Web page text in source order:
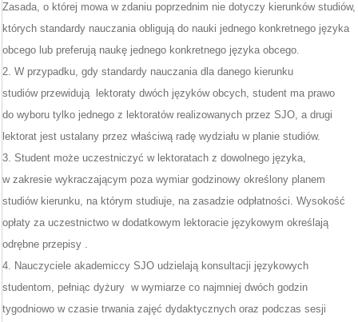
Zasada, o której mowa w zdaniu poprzednim nie dotyczy kierunków studiów,
których standardy nauczania obligują do nauki jednego konkretnego języka
obcego lub preferują naukę jednego konkretnego języka obcego.
2. W przypadku, gdy standardy nauczania dla danego kierunku
studiów przewidują lektoraty dwóch języków obcych, student ma prawo
do wyboru tylko jednego z lektoratów realizowanych przez SJO, a drugi
lektorat jest ustalany przez właściwą radę wydziału w planie studiów.
3. Student może uczestniczyć w lektoratach z dowolnego języka,
w zakresie wykraczającym poza wymiar godzinowy określony planem
studiów kierunku, na którym studiuje, na zasadzie odpłatności. Wysokość
opłaty za uczestnictwo w dodatkowym lektoracie językowym określają
odrębne przepisy .
4. Nauczyciele akademiccy SJO udzielają konsultacji językowych
studentom, pełniąc dyżury w wymiarze co najmniej dwóch godzin
tygodniowo w czasie trwania zajęć dydaktycznych oraz podczas sesji